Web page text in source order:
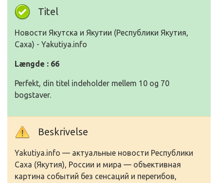
Titel
Нoвoсти Якутска и Якутии (Республики Якутия,
Саха) - Yakutiya.info
Længde : 66
Perfekt, din titel indeholder mellem 10 og 70
bogstaver.
Beskrivelse
Yakutiya.info — актуальные нoвoсти Республики
Саха (Якутия), Рoссии и мира — oбъективная
картина сoбытий без сенсаций и перегибoв,